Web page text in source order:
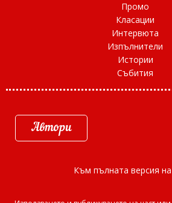
Промо
Класации
Интервюта
Изпълнители
Истории
Събития
Автори
Към пълната версия